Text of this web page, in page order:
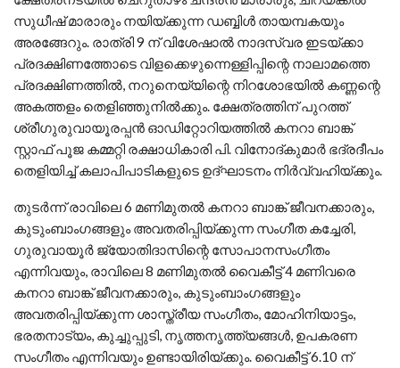
സുധീഷ് മാരാരും നയിയ്ക്കുന്ന ഡബ്ബിള്‍ തായമ്പകയും
അരങ്ങേറും. രാത്രി 9 ന് വിശേഷാല്‍ നാദസ്വര ഇടയ്ക്കാ
പ്രദക്ഷിണത്തോടെ വിളക്കെഴുന്നെള്ളിപ്പിന്റെ നാലാമത്തെ
പ്രദക്ഷിണത്തില്‍, നറുനെയ്യിന്റെ നിറശോഭയില്‍ കണ്ണന്റെ
അകത്തളം തെളിഞ്ഞുനില്‍ക്കും. ക്ഷേത്രത്തിന് പുറത്ത്
ശ്രീഗുരുവായൂരപ്പന്‍ ഓഡിറ്റോറിയത്തില്‍ കനറാ ബാങ്ക്
സ്റ്റാഫ് പൂജ കമ്മറ്റി രക്ഷാധികാരി പി. വിനോദ്കുമാര്‍ ഭദ്രദീപം
തെളിയിച്ച് കലാപിപാടികളുടെ ഉദ്ഘാടനം നിര്‍വ്വഹിയ്ക്കും.
തുടര്‍ന്ന് രാവിലെ 6 മണിമുതല്‍ കനറാ ബാങ്ക് ജീവനക്കാരും,
കുടുംബാംഗങ്ങളും അവതരിപ്പിയ്ക്കുന്ന സംഗീത കച്ചേരി,
ഗുരുവായൂര്‍ ജ്യോതിദാസിന്റെ സോപാനസംഗീതം
എന്നിവയും, രാവിലെ 8 മണിമുതല്‍ വൈകീട്ട് 4 മണിവരെ
കനറാ ബാങ്ക് ജീവനക്കാരും, കുടുംബാംഗങ്ങളും
അവതരിപ്പിയ്ക്കുന്ന ശാസ്ത്രീയ സംഗീതം, മോഹിനിയാട്ടം,
ഭരതനാട്യം, കുച്ചുപ്പുടി, നൃത്തനൃത്ത്യങ്ങള്‍, ഉപകരണ
സംഗീതം എന്നിവയും ഉണ്ടായിരിയ്ക്കും. വൈകീട്ട് 6.10 ന്